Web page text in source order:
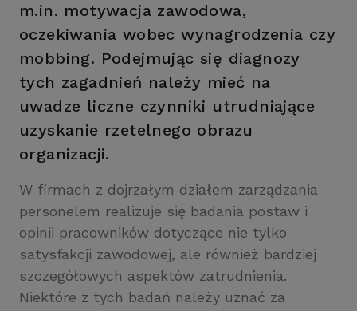
m.in. motywacja zawodowa,
oczekiwania wobec wynagrodzenia czy
mobbing. Podejmując się diagnozy
tych zagadnień należy mieć na
uwadze liczne czynniki utrudniające
uzyskanie rzetelnego obrazu
organizacji.
W firmach z dojrzałym działem zarządzania
personelem realizuje się badania postaw i
opinii pracowników dotyczące nie tylko
satysfakcji zawodowej, ale również bardziej
szczegółowych aspektów zatrudnienia.
Niektóre z tych badań należy uznać za